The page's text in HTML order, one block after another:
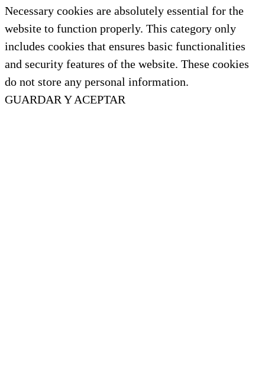
Necessary cookies are absolutely essential for the
website to function properly. This category only
includes cookies that ensures basic functionalities
and security features of the website. These cookies
do not store any personal information.
GUARDAR Y ACEPTAR